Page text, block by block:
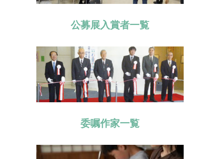
公募展入賞者一覧
委嘱作家一覧